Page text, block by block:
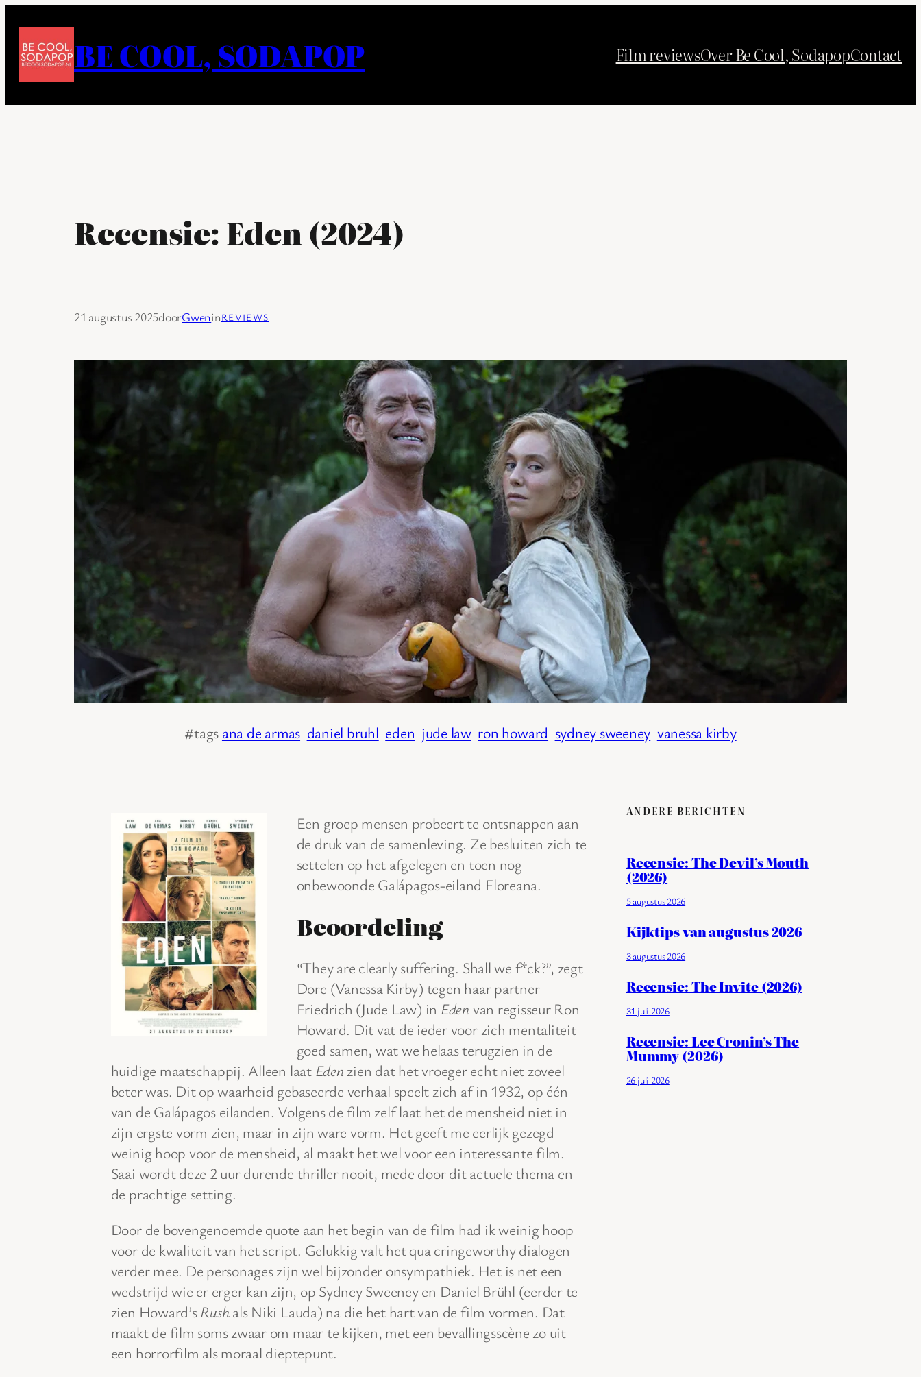
de
BE COOL, SODAPOP Film reviewsOver Be Cool, SodapopContact
Recensie: Eden (2024)
21 augustus 2025doorGweninREVIEWS
#tags ana de armas daniel bruhl eden jude law ron howard sydney sweeney vanessa kirby
Een groep mensen probeert te ontsnappen aan
de druk van de samenleving. Ze besluiten zich te
settelen op het afgelegen en toen nog
onbewoonde Galápagos-eiland Floreana.
Beoordeling
“They are clearly suffering. Shall we f*ck?”, zegt
Dore (Vanessa Kirby) tegen haar partner
Friedrich (Jude Law) in Eden van regisseur Ron
Howard. Dit vat de ieder voor zich mentaliteit
goed samen, wat we helaas terugzien in de
huidige maatschappij. Alleen laat Edenzien dat het vroeger echt niet zoveel
beter was. Dit op waarheid gebaseerde verhaal speelt zich af in 1932, op één
van de Galápagos eilanden. Volgens de film zelf laat het de mensheid niet in
zijn ergste vorm zien, maar in zijn ware vorm. Het geeft me eerlijk gezegd
weinig hoop voor de mensheid, al maakt het wel voor een interessante film.
Saai wordt deze 2 uur durende thriller nooit, mede door dit actuele thema en
de prachtige setting.
Door de bovengenoemde quote aan het begin van de film had ik weinig hoop
voor de kwaliteit van het script. Gelukkig valt het qua cringeworthy dialogen
verder mee. De personages zijn wel bijzonder onsympathiek. Het is net een
wedstrijd wie er erger kan zijn, op Sydney Sweeney en Daniel Brühl (eerder te
zien Howard’sRushals Niki Lauda) na die het hart van de film vormen. Dat
maakt de film soms zwaar om maar te kijken, met een bevallingsscène zo uit
een horrorfilm als moraal dieptepunt.
ANDERE BERICHTEN
Recensie: The Devil’s Mouth
(2026)
5 augustus 2026
Kijktips van augustus 2026
3 augustus 2026
Recensie: The Invite (2026)
31 juli 2026
Recensie: Lee Cronin’s The
Mummy (2026)
26 juli 2026